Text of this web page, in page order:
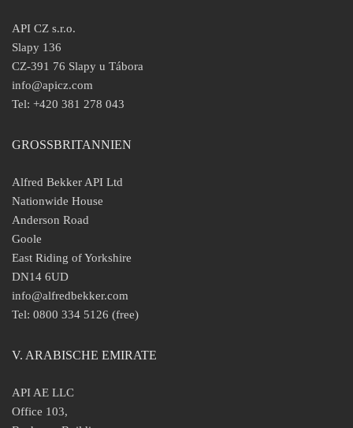
API CZ s.r.o.
Slapy 136
CZ-391 76 Slapy u Tábora
info@apicz.com
Tel: +420 381 278 043
GROSSBRITANNIEN
Alfred Bekker API Ltd
Nationwide House
Anderson Road
Goole
East Riding of Yorkshire
DN14 6UD
info@alfredbekker.com
Tel: 0800 334 5126 (free)
V. ARABISCHE EMIRATE
API AE LLC
Office 103,